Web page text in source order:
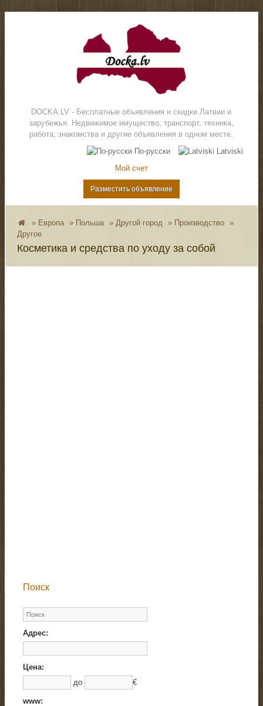
DOCKA.LV - Бесплатные объявления и скидки Латвии и
зарубежья. Недвижимое имущество, транспорт, техника,
работа, знакомства и другие объявления в одном месте.
По-русски
Latviski
Мой счет
Разместить объявление
» Европа » Польша »Другой город » Производство »
Другое
Косметика и средства по уходу за собой
Поиск
Адрес:
Цена:
до
€
www: